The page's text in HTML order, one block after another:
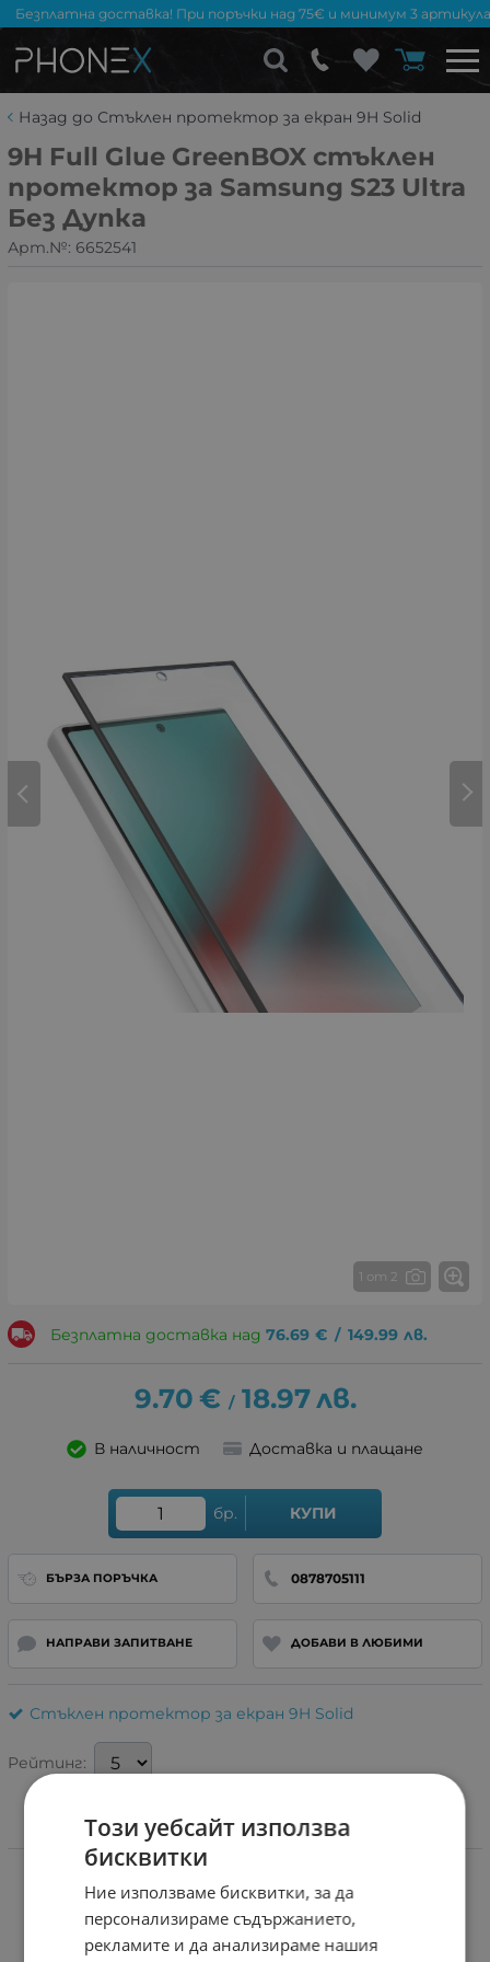
Безплатна доставка! При поръчки над 75€ и минимум 3
Назад до Стъклен протектор за екран 9H Solid
9H Full Glue GreenBOX стъклен
протектор за Samsung S23 Ultra
Без Дупка
Арт.№: 6652541
1 от 2
Безплатна доставка над 76.69 € / 149.99 лв.
9.70 € / 18.97лв.
В наличност Доставка и плащане
бр. КУПИ
БЪРЗА ПОРЪЧКА 0878705111
НАПРАВИ ЗАПИТВАНЕ ДОБАВИ В ЛЮБИМИ
Стъклен протектор за екран 9H Solid
Рейтинг:
Информация
Този уебсайт използва
бисквитки
Ние използваме бисквитки, за да
персонализираме съдържанието,
рекламите и да анализираме нашия